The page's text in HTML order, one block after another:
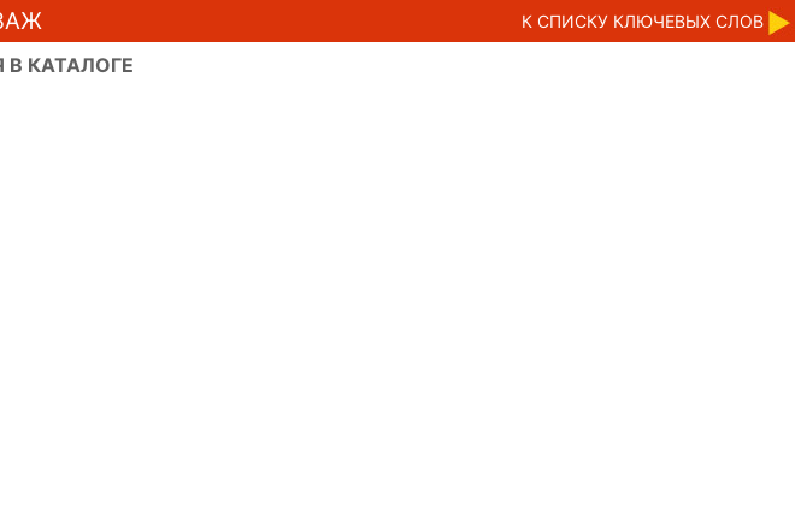
К CПИСКУ КЛЮЧЕВЫХ СЛОВ
КАТАЛОГЕ